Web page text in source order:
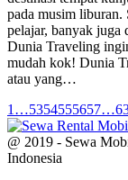
pada musim liburan.
pelajar, banyak juga
Dunia Traveling
mudah kok! Dunia
atau yang…
1 …5354555657…
@ 2019 - Sewa
Indonesia